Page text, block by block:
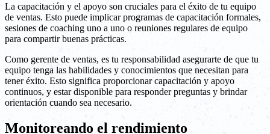
La capacitación y el apoyo son cruciales para el éxito de tu equipo
de ventas. Esto puede implicar programas de capacitación formales,
sesiones de coaching uno a uno o reuniones regulares de equipo
para compartir buenas prácticas.
Como gerente de ventas, es tu responsabilidad asegurarte de que tu
equipo tenga las habilidades y conocimientos que necesitan para
tener éxito. Esto significa proporcionar capacitación y apoyo
continuos, y estar disponible para responder preguntas y brindar
orientación cuando sea necesario.
Monitoreando el rendimiento